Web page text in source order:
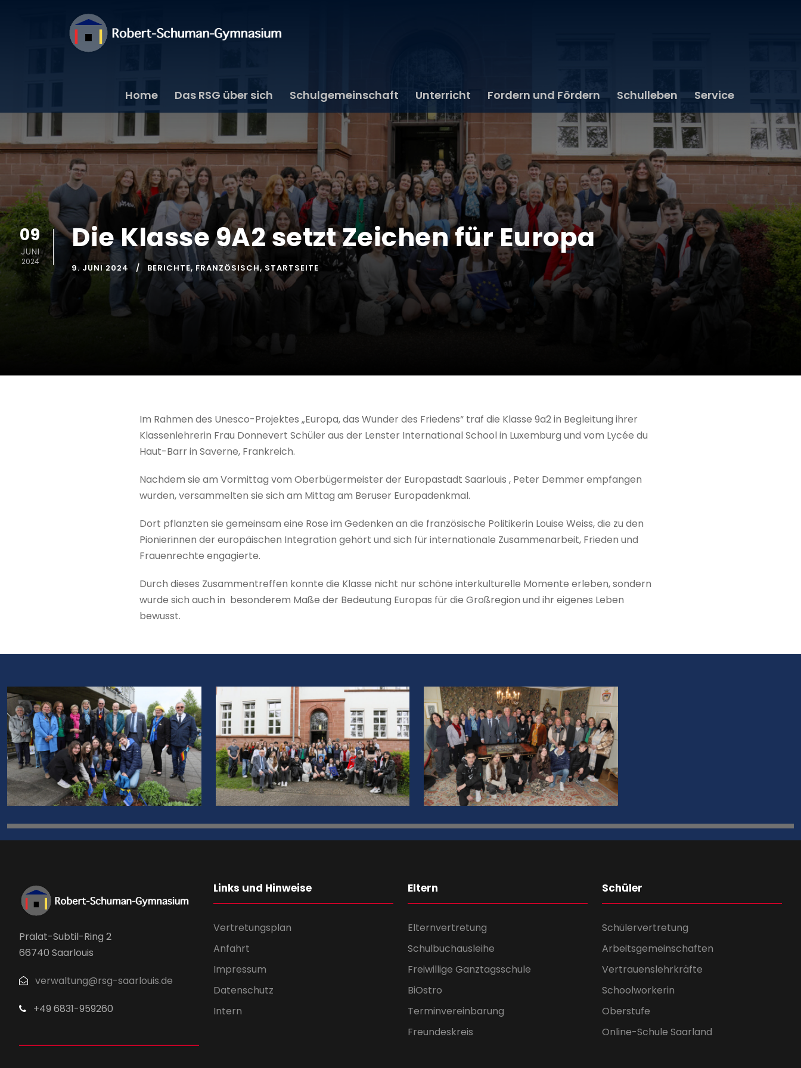
Home Das RSG über sich Schulgemeinschaft Unterricht Fordern und Fördern Schulleben Service
09
JUNI
2024
Die Klasse 9A2 setzt Zeichen für Europa
9. JUNI 2024 BERICHTE, FRANZÖSISCH, STARTSEITE
Im Rahmen des Unesco-Projektes „Europa, das Wunder des Friedens“ traf die Klasse 9a2 in Begleitung ihrer
Klassenlehrerin Frau Donnevert Schüler aus der Lenster International School in Luxemburg und vom Lycée du
Haut-Barr in Saverne, Frankreich.
Nachdem sie am Vormittag vom Oberbügermeister der Europastadt Saarlouis , Peter Demmer empfangen
wurden, versammelten sie sich am Mittag am Beruser Europadenkmal.
Dort pflanzten sie gemeinsam eine Rose im Gedenken an die französische Politikerin Louise Weiss, die zu den
Pionierinnen der europäischen Integration gehört und sich für internationale Zusammenarbeit, Frieden und
Frauenrechte engagierte.
Durch dieses Zusammentreffen konnte die Klasse nicht nur schöne interkulturelle Momente erleben, sondern
wurde sich auch in besonderem Maße der Bedeutung Europas für die Großregion und ihr eigenes Leben
bewusst.
Prälat-Subtil-Ring 2
66740 Saarlouis
verwaltung@rsg-saarlouis.de
+49 6831-959260
Links und Hinweise
Vertretungsplan
Anfahrt
Impressum
Datenschutz
Intern
Eltern
Elternvertretung
Schulbuchausleihe
Freiwillige Ganztagsschule
BiOstro
Terminvereinbarung
Freundeskreis
Schüler
Schülervertretung
Arbeitsgemeinschaften
Vertrauenslehrkräfte
Schoolworkerin
Oberstufe
Online-Schule Saarland